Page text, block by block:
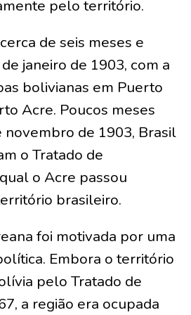
pelo território.
de seis meses e
janeiro de 1903, com a
bolivianas em Puerto
Acre. Poucos meses
novembro de 1903, Brasil
o Tratado de
o Acre passou
brasileiro.
foi motivada por uma
Embora o território
pelo Tratado de
a região era ocupada